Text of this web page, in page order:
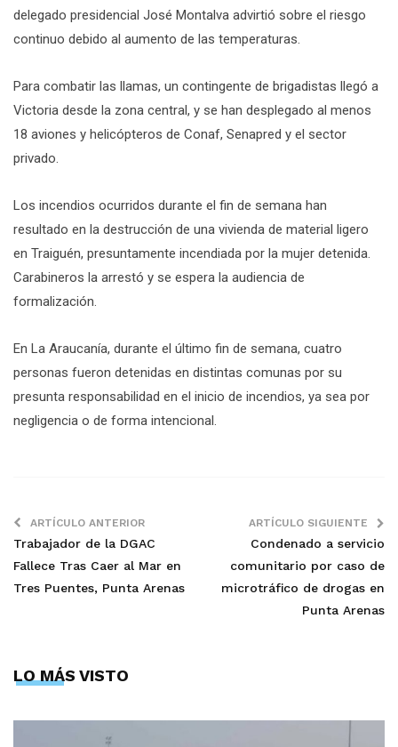
delegado presidencial José Montalva advirtió sobre el riesgo
continuo debido al aumento de las temperaturas.
Para combatir las llamas, un contingente de brigadistas llegó a
Victoria desde la zona central, y se han desplegado al menos
18 aviones y helicópteros de Conaf, Senapred y el sector
privado.
Los incendios ocurridos durante el fin de semana han
resultado en la destrucción de una vivienda de material ligero
en Traiguén, presuntamente incendiada por la mujer detenida.
Carabineros la arrestó y se espera la audiencia de
formalización.
En La Araucanía, durante el último fin de semana, cuatro
personas fueron detenidas en distintas comunas por su
presunta responsabilidad en el inicio de incendios, ya sea por
negligencia o de forma intencional.
ARTÍCULO ANTERIOR
Trabajador de la DGAC
Fallece Tras Caer al Mar en
Tres Puentes, Punta Arenas
ARTÍCULO SIGUIENTE
Condenado a servicio
comunitario por caso de
microtráfico de drogas en
Punta Arenas
LO MÁS VISTO